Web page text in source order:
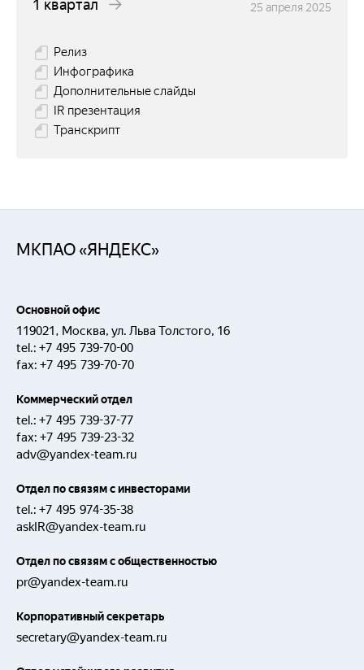
1 квартал
Релиз
Инфографика
Дополнительные слайды
IR презентация
Транскрипт
25 апреля 2025
МКПАО «ЯНДЕКС»
Основной офис
119021, Москва, ул. Льва Толстого, 16
tel.: +7 495 739-70-00
fax: +7 495 739-70-70
Коммерческий отдел
tel.: +7 495 739-37-77
fax: +7 495 739-23-32
adv@yandex-team.ru
Отдел по связям с инвесторами
tel.: +7 495 974-35-38
askIR@yandex-team.ru
Отдел по связям с общественностью
pr@yandex-team.ru
Корпоративный секретарь
secretary@yandex-team.ru